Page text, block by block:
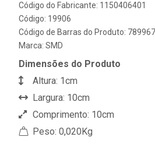
Código do Fabricante: 1150406401
Código: 19906
Código de Barras do Produto:
Marca: SMD
Dimensões do Produto
Altura: 1cm
Largura: 10cm
Comprimento: 10cm
Peso: 0,020Kg